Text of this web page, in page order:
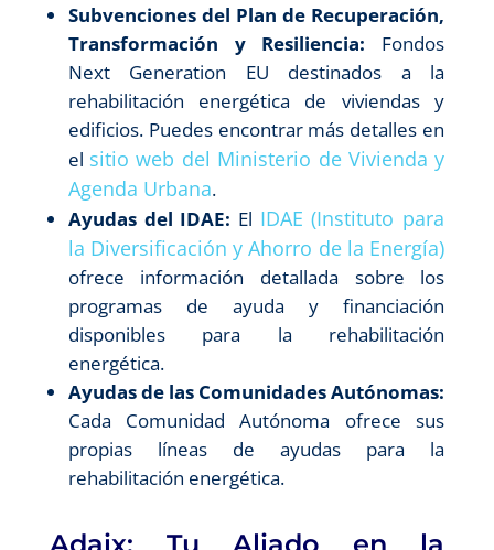
Subvenciones del Plan de Recuperación,
Transformación y Resiliencia: Fondos
Next Generation EU destinados a la
rehabilitación energética de viviendas y
edificios. Puedes encontrar más detalles en
el sitio web del Ministerio de Vivienda y
Agenda Urbana.
Ayudas del IDAE: El IDAE (Instituto para
la Diversificación y Ahorro de la Energía)
ofrece información detallada sobre los
programas de ayuda y financiación
disponibles para la rehabilitación
energética.
Ayudas de las Comunidades Autónomas:
Cada Comunidad Autónoma ofrece sus
propias líneas de ayudas para la
rehabilitación energética.
Adaix: Tu Aliado en la